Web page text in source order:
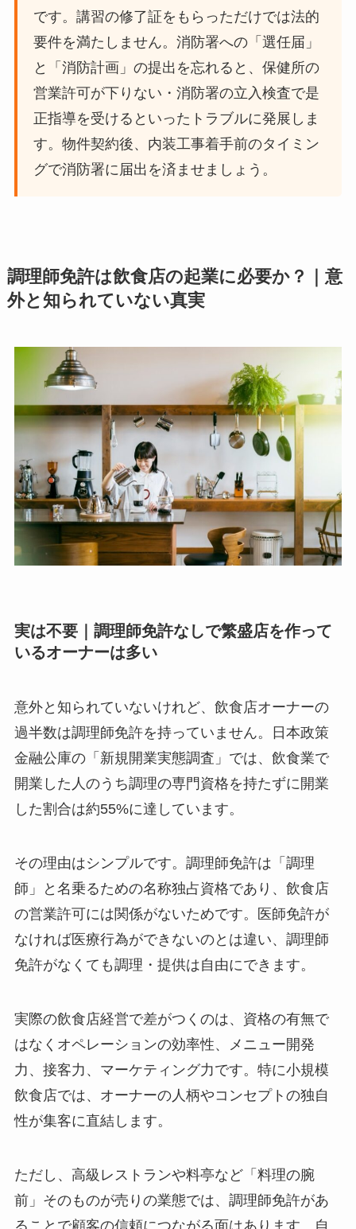
です。講習の修了証をもらっただけでは法的
要件を満たしません。消防署への「選任届」
と「消防計画」の提出を忘れると、保健所の
営業許可が下りない・消防署の立入検査で是
正指導を受けるといったトラブルに発展しま
す。物件契約後、内装工事着手前のタイミン
グで消防署に届出を済ませましょう。
調理師免許は飲食店の起業に必要か？｜意
外と知られていない真実
実は不要｜調理師免許なしで繁盛店を作って
いるオーナーは多い
意外と知られていないけれど、飲食店オーナーの
過半数は調理師免許を持っていません。日本政策
金融公庫の「新規開業実態調査」では、飲食業で
開業した人のうち調理の専門資格を持たずに開業
した割合は約55%に達しています。
その理由はシンプルです。調理師免許は「調理
師」と名乗るための名称独占資格であり、飲食店
の営業許可には関係がないためです。医師免許が
なければ医療行為ができないのとは違い、調理師
免許がなくても調理・提供は自由にできます。
実際の飲食店経営で差がつくのは、資格の有無で
はなくオペレーションの効率性、メニュー開発
力、接客力、マーケティング力です。特に小規模
飲食店では、オーナーの人柄やコンセプトの独自
性が集客に直結します。
ただし、高級レストランや料亭など「料理の腕
前」そのものが売りの業態では、調理師免許があ
ることで顧客の信頼につながる面はあります。自